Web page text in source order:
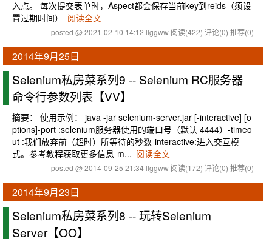
入点。 每次提交表单时，Aspect都会保存当前key到reids（须设
置过期时间）
阅读全文
posted @ 2021-02-10 14:12 llggww 阅读(422) 评论(0) 推荐(0)
2014年9月25日
Selenium私房菜系列9 -- Selenium RC服务器
命令行参数列表【VV】
摘要： 使用示例： java -jar selenium-server.jar [-interactive] [o
ptions]-port :selenium服务器使用的端口号（默认 4444）-timeo
ut :我们放弃前（超时）所等待的秒数-interactive:进入交互模
式。参考教程获取更多信息-m... 阅读全文
posted @ 2014-09-25 21:34 llggww 阅读(172) 评论(0) 推荐(0)
2014年9月23日
Selenium私房菜系列8 -- 玩转Selenium
Server【OO】